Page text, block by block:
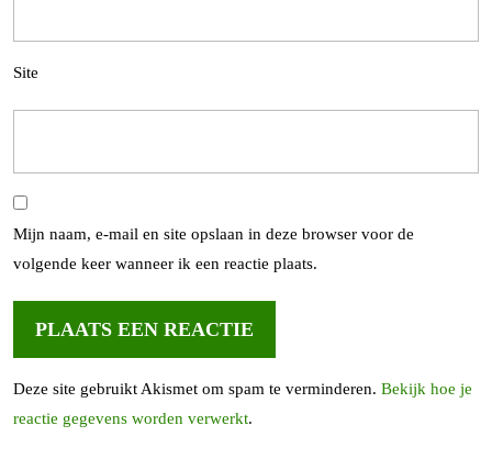
Site
Mijn naam, e-mail en site opslaan in deze browser voor de
volgende keer wanneer ik een reactie plaats.
Deze site gebruikt Akismet om spam te verminderen. Bekijk hoe je
reactie gegevens worden verwerkt.